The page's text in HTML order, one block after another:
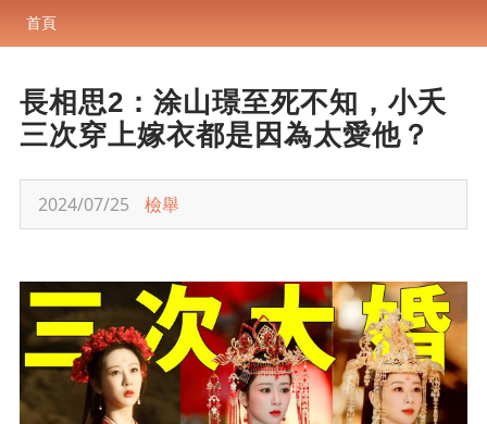
首頁
長相思2：涂山璟至死不知，小夭
三次穿上嫁衣都是因為太愛他？
2024/07/25 檢舉